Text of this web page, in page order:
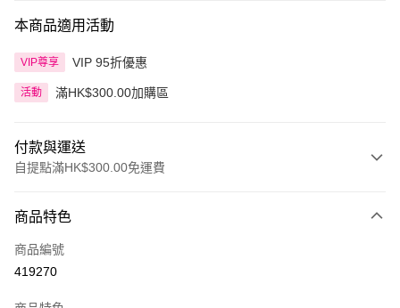
本商品適用活動
VIP尊享 VIP 95折優惠
活動 滿HK$300.00加購區
付款與運送
自提點滿HK$300.00免運費
信用卡
Apple Pay
商品特色
商品編號
419270